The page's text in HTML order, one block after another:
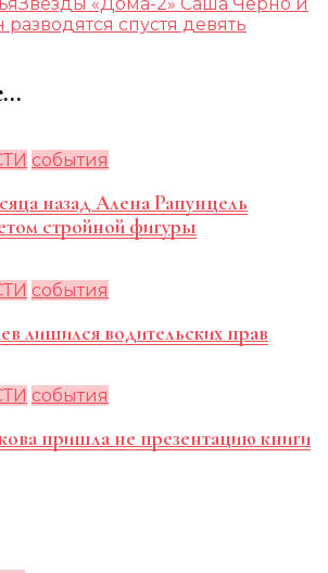
спустя девять
события
назад Алена Рапунцель
стройной фигуры
события
лишился водительских прав
события
пришла не презентацию книги